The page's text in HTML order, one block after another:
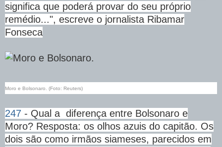
significa que poderá provar do seu próprio
remédio...", escreve o jornalista Ribamar
Fonseca
Moro e Bolsonaro. (Foto: Reuters)
247 - Qual a diferença entre Bolsonaro e
Moro? Resposta: os olhos azuis do capitão. Os
dois são como irmãos siameses, parecidos em